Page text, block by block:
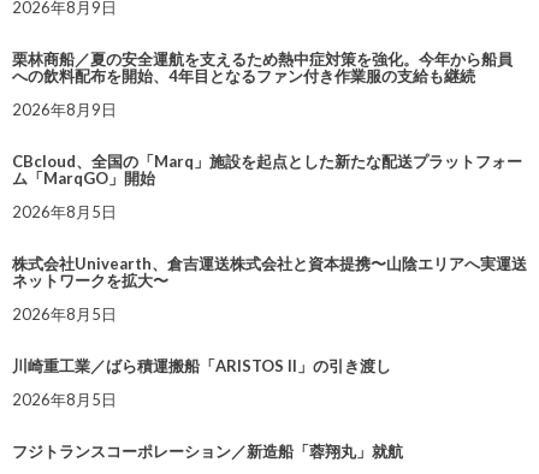
2026年8月9日
栗林商船／夏の安全運航を支えるため熱中症対策を強化。今年から船員
への飲料配布を開始、4年目となるファン付き作業服の支給も継続
2026年8月9日
CBcloud、全国の「Marq」施設を起点とした新たな配送プラットフォー
ム「MarqGO」開始
2026年8月5日
株式会社Univearth、倉吉運送株式会社と資本提携〜山陰エリアへ実運送
ネットワークを拡大〜
2026年8月5日
川崎重工業／ばら積運搬船「ARISTOS II」の引き渡し
2026年8月5日
フジトランスコーポレーション／新造船「蓉翔丸」就航